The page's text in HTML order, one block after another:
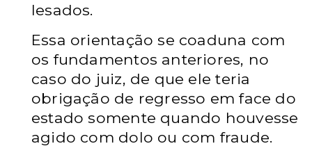
lesados.
Essa orientação se coaduna com
os fundamentos anteriores, no
caso do juiz, de que ele teria
obrigação de regresso em face do
estado somente quando houvesse
agido com dolo ou com fraude.